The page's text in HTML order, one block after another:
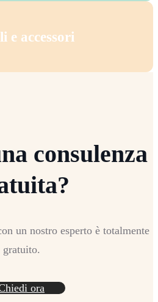
e accessori
consulenza
un nostro esperto è totalmente
gratuito.
ora